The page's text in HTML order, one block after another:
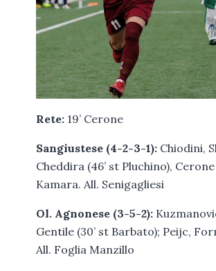
Rete: 19’ Cerone
Sangiustese (4-2-3-1): Chiodini,
Cheddira (46’ st Pluchino),
Kamara. All. Senigagliesi
Ol. Agnonese (3-5-2):
Gentile (30’ st Barbato); Peijc,
All. Foglia Manzillo